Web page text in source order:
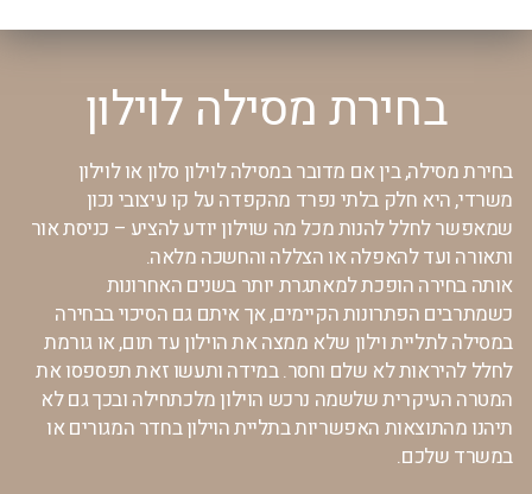
בחירת מסילה לוילון
בחירת מסילה, בין אם מדובר במסילה לוילון סלון או לוילון
משרדי, היא חלק בלתי נפרד מהקפדה על קו עיצובי נכון
שמאפשר לחלל להנות מכל מה שוילון יודע להציע – כניסת אור
ותאורה ועד להאפלה או הצללה והחשכה מלאה.
אותה בחירה הופכת למאתגרת יותר בשנים האחרונות
כשמתרבים הפתרונות הקיימים, אך איתם גם הסיכוי בבחירה
במסילה לתליית וילון שלא ממצה את הוילון עד תום, או גורמת
לחלל להיראות לא שלם וחסר.במידה ותעשו זאת תפספסו את
המטרה העיקרית שלשמה נרכש הוילון מלכתחילה ובכך גם לא
תיהנו מהתוצאות האפשריות בתליית הוילון בחדר המגורים או
במשרד שלכם.